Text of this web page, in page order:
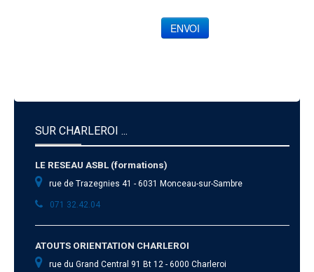
ENVOI
SUR CHARLEROI ...
LE RESEAU ASBL (formations)
rue de Trazegnies 41 - 6031 Monceau-sur-Sambre
071 32.42.04
ATOUTS ORIENTATION CHARLEROI
rue du Grand Central 91 Bt 12 - 6000 Charleroi